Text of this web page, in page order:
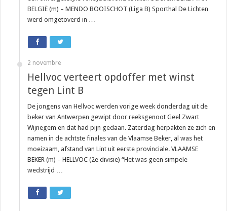
BELGIË (m) – MENDO BOOISCHOT (Liga B) Sporthal De Lichten
werd omgetoverd in …
2 novembre
Hellvoc verteert opdoffer met winst
tegen Lint B
De jongens van Hellvoc werden vorige week donderdag uit de
beker van Antwerpen gewipt door reeksgenoot Geel Zwart
Wijnegem en dat had pijn gedaan. Zaterdag herpakten ze zich en
namen in de achtste finales van de Vlaamse Beker, al was het
moeizaam, afstand van Lint uit eerste provinciale. VLAAMSE
BEKER (m) – HELLVOC (2e divisie) “Het was geen simpele
wedstrijd …